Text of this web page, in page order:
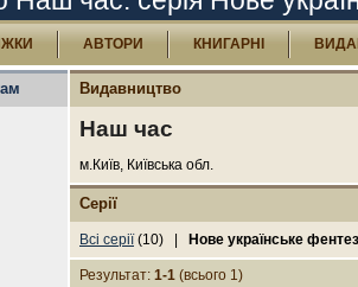
АВТОРИ КНИГАРНІ
Видавництво
Наш час
м.Київ, Київська обл.
Серії
Всі серії(10) | Нове українське
Результат: 1-1 (всього 1)